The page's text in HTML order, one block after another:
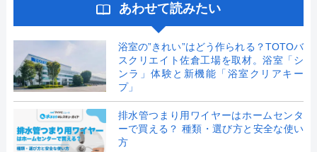
あわせて読みたい
浴室の”きれい”はどう作られる？TOTOバ
スクリエイト佐倉工場を取材。浴室「シ
ンラ」体験と新機能「浴室クリアキー
プ」
排水管つまり用ワイヤーはホームセンタ
ーで買える？ 種類・選び方と安全な使い
方